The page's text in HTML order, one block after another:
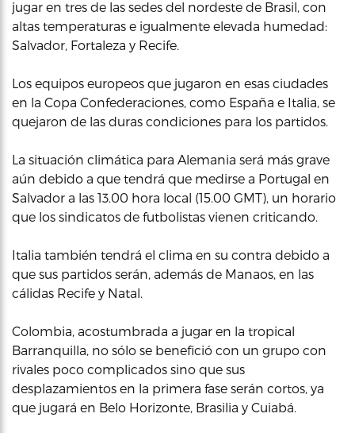
jugar en tres de las sedes del nordeste de Brasil, con
altas temperaturas e igualmente elevada humedad:
Salvador, Fortaleza y Recife.
Los equipos europeos que jugaron en esas ciudades
en la Copa Confederaciones, como España e Italia, se
quejaron de las duras condiciones para los partidos.
La situación climática para Alemania será más grave
aún debido a que tendrá que medirse a Portugal en
Salvador a las 13.00 hora local (15.00 GMT), un horario
que los sindicatos de futbolistas vienen criticando.
Italia también tendrá el clima en su contra debido a
que sus partidos serán, además de Manaos, en las
cálidas Recife y Natal.
Colombia, acostumbrada a jugar en la tropical
Barranquilla, no sólo se benefició con un grupo con
rivales poco complicados sino que sus
desplazamientos en la primera fase serán cortos, ya
que jugará en Belo Horizonte, Brasilia y Cuiabá.